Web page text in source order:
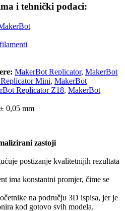
i tehnički podaci:
MakerBot Replicator, MakerBot
Mini, MakerBot
Replicator Z18, MakerBot
± 0,05 mm
zastoji
postizanje kvalitetnijih rezultata
ima konstantni promjer, čime se
na području 3D ispisa, jer je
kod gotovo svih modela.